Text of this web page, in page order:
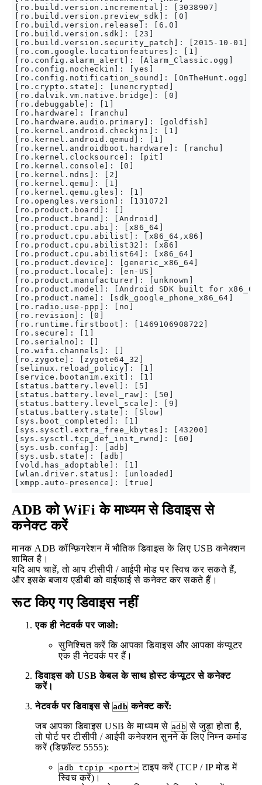
[ro.build.version.incremental]: [3038907]
[ro.build.version.preview_sdk]: [0]
[ro.build.version.release]: [6.0]
[ro.build.version.sdk]: [23]
[ro.build.version.security_patch]: [2015-10-01]
[ro.com.google.locationfeatures]: [1]
[ro.config.alarm_alert]: [Alarm_Classic.ogg]
[ro.config.nocheckin]: [yes]
[ro.config.notification_sound]: [OnTheHunt.ogg]
[ro.crypto.state]: [unencrypted]
[ro.dalvik.vm.native.bridge]: [0]
[ro.debuggable]: [1]
[ro.hardware]: [ranchu]
[ro.hardware.audio.primary]: [goldfish]
[ro.kernel.android.checkjni]: [1]
[ro.kernel.android.qemud]: [1]
[ro.kernel.androidboot.hardware]: [ranchu]
[ro.kernel.clocksource]: [pit]
[ro.kernel.console]: [0]
[ro.kernel.ndns]: [2]
[ro.kernel.qemu]: [1]
[ro.kernel.qemu.gles]: [1]
[ro.opengles.version]: [131072]
[ro.product.board]: []
[ro.product.brand]: [Android]
[ro.product.cpu.abi]: [x86_64]
[ro.product.cpu.abilist]: [x86_64,x86]
[ro.product.cpu.abilist32]: [x86]
[ro.product.cpu.abilist64]: [x86_64]
[ro.product.device]: [generic_x86_64]
[ro.product.locale]: [en-US]
[ro.product.manufacturer]: [unknown]
[ro.product.model]: [Android SDK built for
[ro.product.name]: [sdk_google_phone_x86_64]
[ro.radio.use-ppp]: [no]
[ro.revision]: [0]
[ro.runtime.firstboot]: [1469106908722]
[ro.secure]: [1]
[ro.serialno]: []
[ro.wifi.channels]: []
[ro.zygote]: [zygote64_32]
[selinux.reload_policy]: [1]
[service.bootanim.exit]: [1]
[status.battery.level]: [5]
[status.battery.level_raw]: [50]
[status.battery.level_scale]: [9]
[status.battery.state]: [Slow]
[sys.boot_completed]: [1]
[sys.sysctl.extra_free_kbytes]: [43200]
[sys.sysctl.tcp_def_init_rwnd]: [60]
[sys.usb.config]: [adb]
[sys.usb.state]: [adb]
[vold.has_adoptable]: [1]
[wlan.driver.status]: [unloaded]
ADB को WiFi के माध्यम से डिवाइस से
कनेक्ट करें
मानक ADB कॉन्फ़िगरेशन में भौतिक डिवाइस के लिए USB कनेक्शन
शामिल है।
यदि आप चाहें, तो आप टीसीपी / आईपी मोड पर स्विच कर सकते हैं,
और इसके बजाय एडीबी को वाईफाई से कनेक्ट कर सकते हैं।
रूट किए गए डिवाइस नहीं
एक ही नेटवर्क पर जाओ:
सुनिश्चित करें कि आपका डिवाइस और आपका कंप्यूटर
एक ही नेटवर्क पर हैं।
डिवाइस को USB केबल के साथ होस्ट कंप्यूटर से कनेक्ट
करें।
नेटवर्क पर डिवाइस से adb कनेक्ट करें:
जब आपका डिवाइस USB के माध्यम से adb से जुड़ा होता है,
तो पोर्ट पर टीसीपी / आईपी कनेक्शन सुनने के लिए निम्न कमांड
करें (डिफ़ॉल्ट 5555):
adb tcpip <port> टाइप करें (TCP / IP मोड में
स्विच करें)।